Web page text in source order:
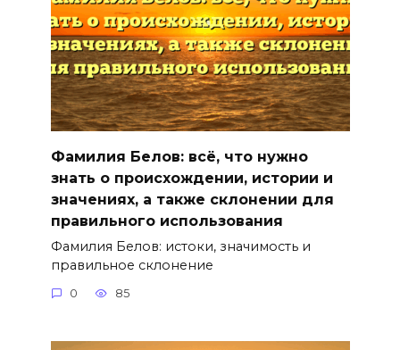
Фамилия Белов: всё, что нужно
знать о происхождении, истории и
значениях, а также склонении для
правильного использования
Фамилия Белов: истоки, значимость и
правильное склонение
0 85